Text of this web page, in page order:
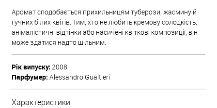
Аромат сподобається прихильницям туберози, жасмину й
гучних білих квітів. Тим, хто не любить кремову солодкість,
анімалістичні відтінки або насичені квіткові композиції, він
може здатися надто щільним.
Рік випуску: 2008
Парфумер: Alessandro Gualtieri
Характеристики